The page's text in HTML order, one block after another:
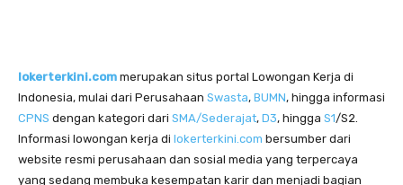
lokerterkini.com merupakan situs portal Lowongan Kerja di
Indonesia, mulai dari Perusahaan Swasta, BUMN, hingga informasi
CPNS dengan kategori dari SMA/Sederajat, D3, hingga S1/S2.
Informasi lowongan kerja di lokerterkini.com bersumber dari
website resmi perusahaan dan sosial media yang terpercaya
yang sedang membuka kesempatan karir dan menjadi bagian